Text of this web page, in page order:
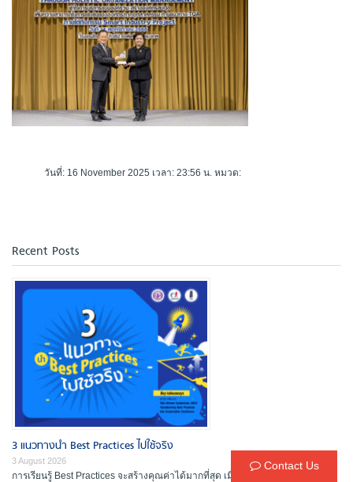
วันที่: 16 November 2025 เวลา: 23:56 น. หมวด:
Recent Posts
3 แนวทางนำ Best Practices ไปใช้จริง
3 August 2026
การเรียนรู้ Best Practices จะสร้างคุณค่าได้มากที่สุด เมื่อองค์กรไม่ได้หยุดอยู่แค่
Contact Us